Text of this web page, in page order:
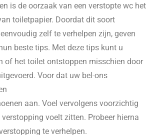
is de oorzaak van een verstopte wc het
toiletpapier. Doordat dit soort
zelf te verhelpen zijn, geven
beste tips. Met deze tips kunt u
of het toilet ontstoppen misschien door
Voor dat uw bel-ons
aan. Voel vervolgens voorzichtig
voelt zitten. Probeer hierna
te verhelpen.